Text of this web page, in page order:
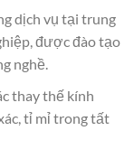
dịch vụ tại trung
được đào tạo
nghề.
thay thế kính
tỉ mỉ trong tất